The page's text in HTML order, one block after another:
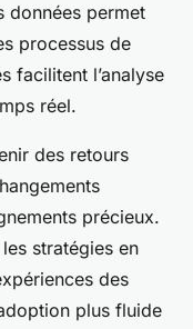
données permet
processus de
facilitent l’analyse
réel.
des retours
précieux.
stratégies en
des
plus fluide